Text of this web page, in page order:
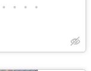
• • • •